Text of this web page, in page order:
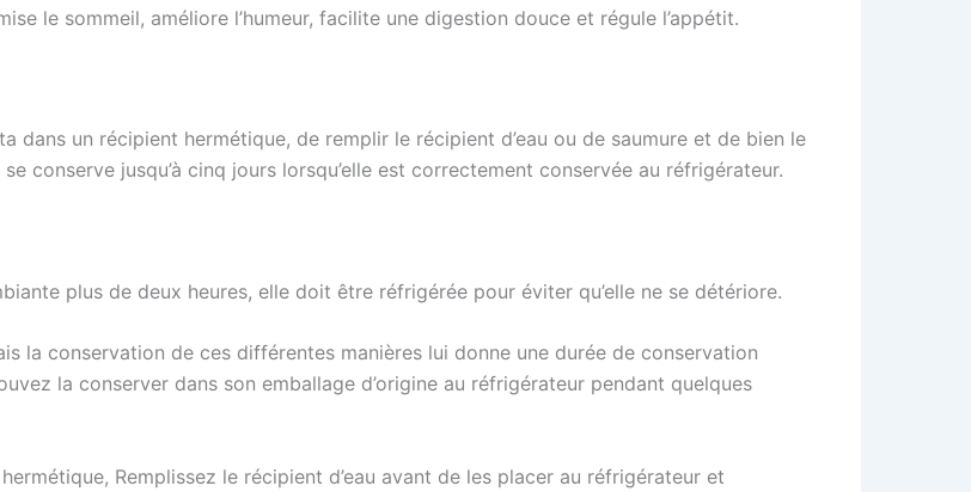
le sommeil, améliore l’humeur, facilite une digestion douce et régule l’appétit.
dans un récipient hermétique, de remplir le récipient d’eau ou de saumure et de bien le
conserve jusqu’à cinq jours lorsqu’elle est correctement conservée au réfrigérateur.
plus de deux heures, elle doit être réfrigérée pour éviter qu’elle ne se détériore.
la conservation de ces différentes manières lui donne une durée de conservation
la conserver dans son emballage d’origine au réfrigérateur pendant quelques
Remplissez le récipient d’eau avant de les placer au réfrigérateur et